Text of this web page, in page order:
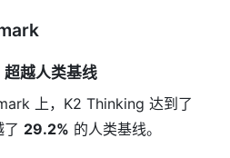
越人类基线
上，K2 Thinking 达到了
29.2% 的人类基线。